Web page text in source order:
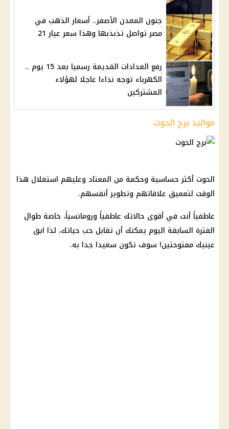
جنون المعدن الأصفر.. أسعار الذهب في
مصر تواصل تذبذبها وهذا سعر عيار 21
رفع العدادات القديمة رسميا بعد 15 يوم ..
الكهرباء توجه نداءا عاجلا لهؤلاء
المشتركين
مواليد برج الحوت
الحوت أكثر حساسية وحكمة من المعتاد وعليهم استغلال هذا
الوقت لتعميق علاقاتهم وتطوير أنفسهم.
عاطفياً أنت في أقوى حالاتك عاطفياً ورومانسياً، خاصة طوال
الفترة السابقة اليوم يمكنك أن تقابل حب حياتك، لذا ابق
عينيك مفتوحتين! سوف تكون سعيدا جدا به.